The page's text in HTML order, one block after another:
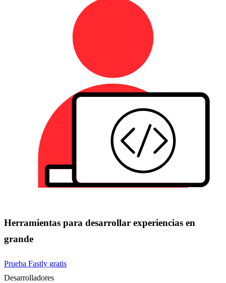
Herramientas para desarrollar experiencias en
grande
Prueba Fastly gratis
Desarrolladores